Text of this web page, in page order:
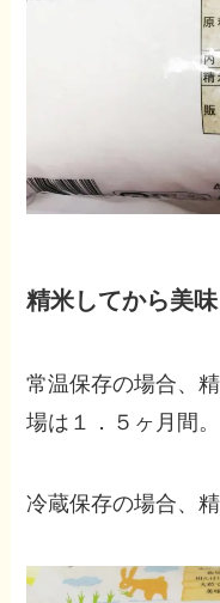
精米してから美
常温保存の場合、
場は１．５ヶ月間。
冷蔵保存の場合、